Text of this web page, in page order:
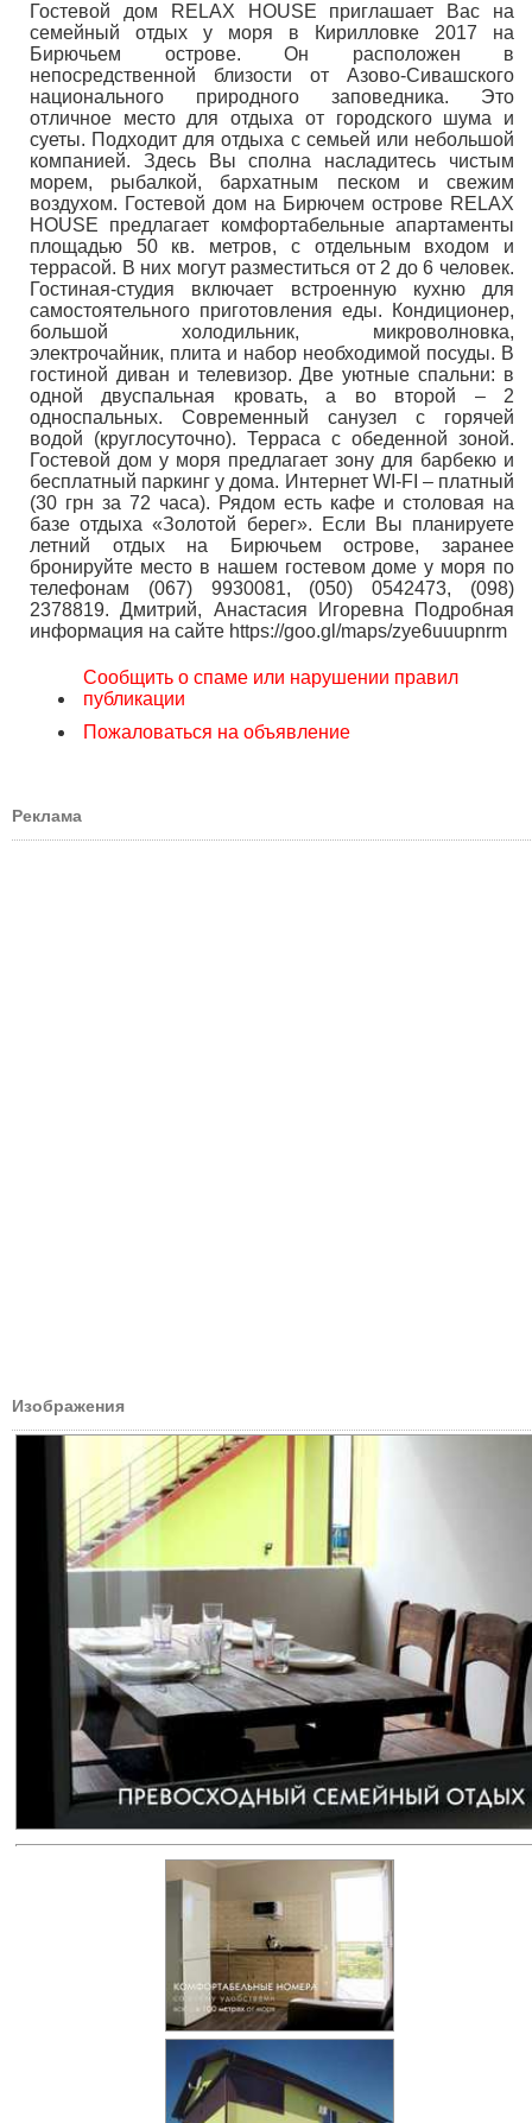
Гостевой дом RELAX HOUSE приглашает Вас на
семейный отдых у моря в Кирилловке 2017 на
Бирючьем острове. Он расположен в
непосредственной близости от Азово-Сивашского
национального природного заповедника. Это
отличное место для отдыха от городского шума и
суеты. Подходит для отдыха с семьей или небольшой
компанией. Здесь Вы сполна насладитесь чистым
морем, рыбалкой, бархатным песком и свежим
воздухом. Гостевой дом на Бирючем острове RELAX
HOUSE предлагает комфортабельные апартаменты
площадью 50 кв. метров, с отдельным входом и
террасой. В них могут разместиться от 2 до 6 человек.
Гостиная-студия включает встроенную кухню для
самостоятельного приготовления еды. Кондиционер,
большой холодильник, микроволновка,
электрочайник, плита и набор необходимой посуды. В
гостиной диван и телевизор. Две уютные спальни: в
одной двуспальная кровать, а во второй – 2
односпальных. Современный санузел с горячей
водой (круглосуточно). Терраса с обеденной зоной.
Гостевой дом у моря предлагает зону для барбекю и
бесплатный паркинг у дома. Интернет WI-FI – платный
(30 грн за 72 часа). Рядом есть кафе и столовая на
базе отдыха «Золотой берег». Если Вы планируете
летний отдых на Бирючьем острове, заранее
бронируйте место в нашем гостевом доме у моря по
телефонам (067) 9930081, (050) 0542473, (098)
2378819. Дмитрий, Анастасия Игоревна Подробная
информация на сайте https://goo.gl/maps/zye6uuupnrm
Сообщить о спаме или нарушении правил
публикации
Пожаловаться на объявление
Реклама
Изображения